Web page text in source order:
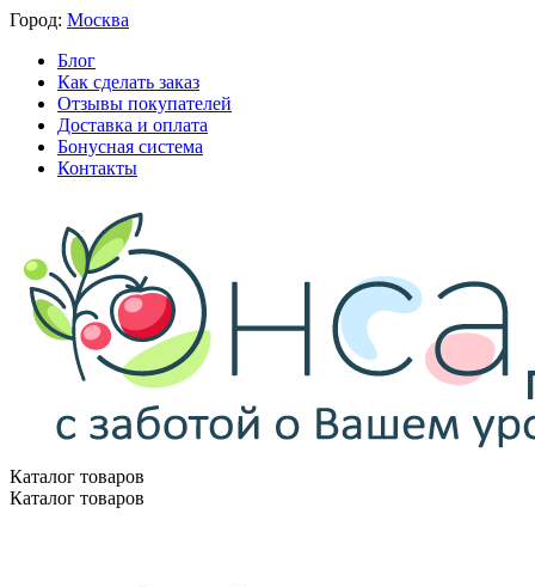
Город: Москва
Блог
Как сделать заказ
Отзывы покупателей
Доставка и оплата
Бонусная система
Контакты
Каталог товаров
Каталог товаров